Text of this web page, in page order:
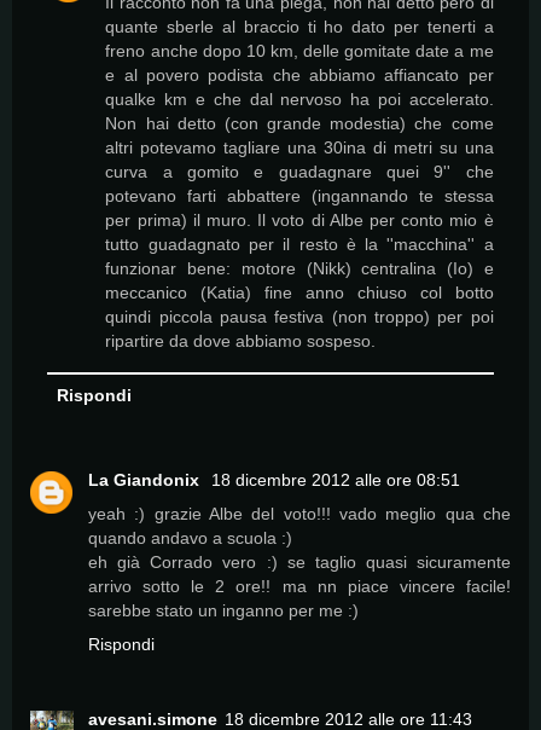
quante sberle al braccio ti ho dato per tenerti a
freno anche dopo 10 km, delle gomitate date a me
e al povero podista che abbiamo affiancato per
qualke km e che dal nervoso ha poi accelerato.
Non hai detto (con grande modestia) che come
altri potevamo tagliare una 30ina di metri su una
curva a gomito e guadagnare quei 9'' che
potevano farti abbattere (ingannando te stessa
per prima) il muro. Il voto di Albe per conto mio è
tutto guadagnato per il resto è la ''macchina'' a
funzionar bene: motore (Nikk) centralina (Io) e
meccanico (Katia) fine anno chiuso col botto
quindi piccola pausa festiva (non troppo) per poi
ripartire da dove abbiamo sospeso.
Rispondi
La Giandonix
18 dicembre 2012 alle ore 08:51
yeah :) grazie Albe del voto!!! vado meglio qua che
quando andavo a scuola :)
eh già Corrado vero :) se taglio quasi sicuramente
arrivo sotto le 2 ore!! ma nn piace vincere facile!
sarebbe stato un inganno per me :)
Rispondi
avesani.simone 18 dicembre 2012 alle ore 11:43